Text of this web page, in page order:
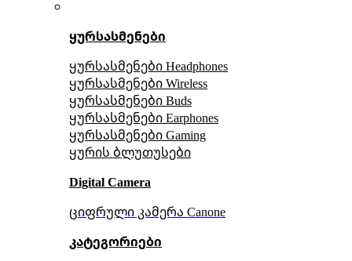
ყურსასმენები
ყურსასმენები Headphones
ყურსასმენები Wireless
ყურსასმენები Buds
ყურსასმენები Earphones
ყურსასმენები Gaming
ყურის ბლუთუსები
Digital Camera
ციფრული კამერა Сanone
კატეგორიები